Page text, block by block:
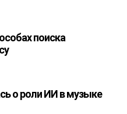
поиска
о роли ИИ в музыке